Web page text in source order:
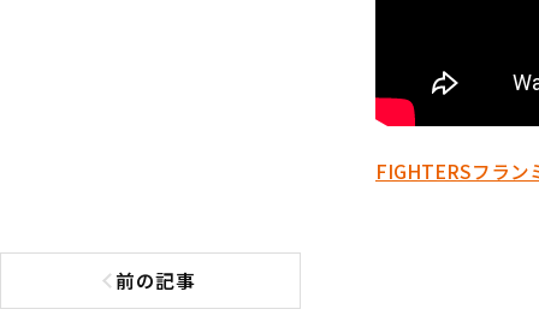
FIGHTERSフラン
前の記事
前の記事へ